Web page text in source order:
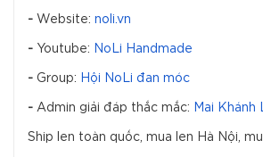
- Website: noli.vn
- Youtube: NoLi Handmade
- Group: Hội NoLi đan móc
- Admin giải đáp thắc mắc: Mai Khánh
Ship len toàn quốc, mua len Hà Nội,